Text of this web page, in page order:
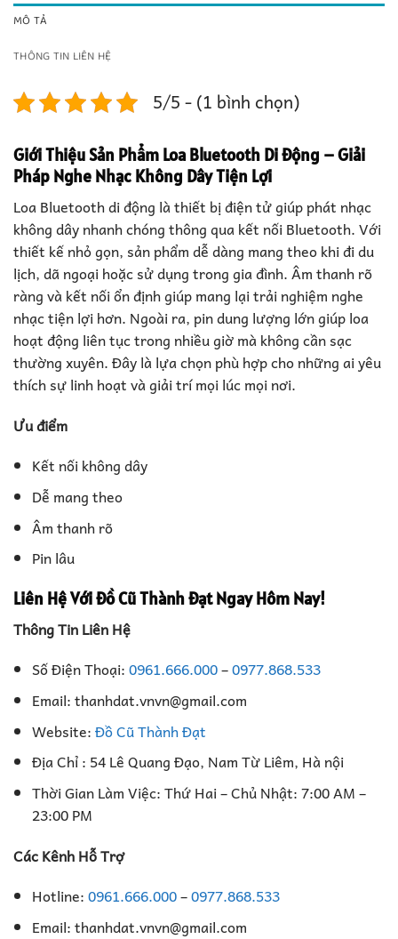
MÔ TẢ
THÔNG TIN LIÊN HỆ
5/5 - (1 bình chọn)
Giới Thiệu Sản Phẩm Loa Bluetooth Di Động – Giải
Pháp Nghe Nhạc Không Dây Tiện Lợi
Loa Bluetooth di động là thiết bị điện tử giúp phát nhạc
không dây nhanh chóng thông qua kết nối Bluetooth. Với
thiết kế nhỏ gọn, sản phẩm dễ dàng mang theo khi đi du
lịch, dã ngoại hoặc sử dụng trong gia đình. Âm thanh rõ
ràng và kết nối ổn định giúp mang lại trải nghiệm nghe
nhạc tiện lợi hơn. Ngoài ra, pin dung lượng lớn giúp loa
hoạt động liên tục trong nhiều giờ mà không cần sạc
thường xuyên. Đây là lựa chọn phù hợp cho những ai yêu
thích sự linh hoạt và giải trí mọi lúc mọi nơi.
Ưu điểm
Kết nối không dây
Dễ mang theo
Âm thanh rõ
Pin lâu
Liên Hệ Với Đồ Cũ Thành Đạt Ngay Hôm Nay!
Thông Tin Liên Hệ
Số Điện Thoại:0961.666.000–0977.868.533
Email: thanhdat.vnvn@gmail.com
Website:Đồ Cũ Thành Đạt
Địa Chỉ : 54 Lê Quang Đạo, Nam Từ Liêm, Hà nội
Thời Gian Làm Việc: Thứ Hai – Chủ Nhật: 7:00 AM –
23:00 PM
Các Kênh Hỗ Trợ
Hotline:0961.666.000–0977.868.533
Email: thanhdat.vnvn@gmail.com